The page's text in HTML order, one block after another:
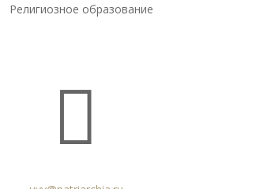
Религиозное образование
